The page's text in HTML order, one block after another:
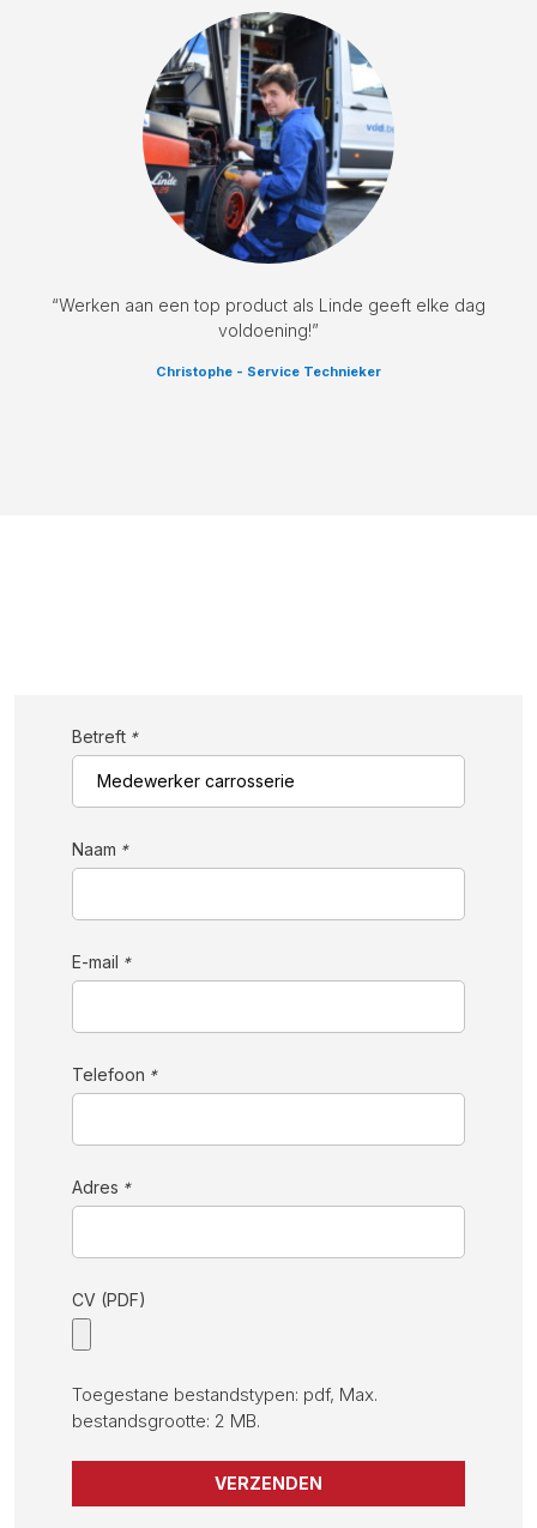
“Werken aan een top product als Linde geeft elke dag
voldoening!”
Christophe - Service Technieker
Betreft *
Naam *
E-mail *
Telefoon *
Adres *
CV (PDF)
Toegestane bestandstypen: pdf, Max.
bestandsgrootte: 2 MB.